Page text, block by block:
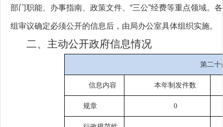
部门职能、办事指南、政策文件、“三公”经费等重点领域。
组审议确定必须公开的信息后，由局办公室具体组织实施。
二、主动公开政府信息情况
第二十
信息内容 本年制发件数
规章 0